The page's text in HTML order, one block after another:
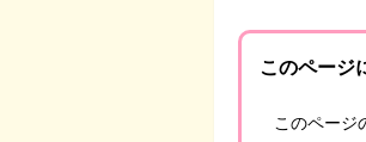
このページ
このページ